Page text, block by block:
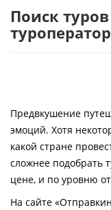
Горящие туры
Страны
Как купить
Контакты
Поиск
Предвкушение
эмоций. Хотя
какой стране
сложнее подобрать
цене, и по уровню
На сайте